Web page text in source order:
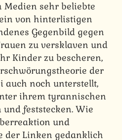
Medien sehr beliebte
von hinterlistigen
Gegenbild gegen
zu versklaven und
Kinder zu bescheren,
der
auch noch unterstellt,
ihrem tyrannischen
feststecken. Wie
und
der Linken gedanklich